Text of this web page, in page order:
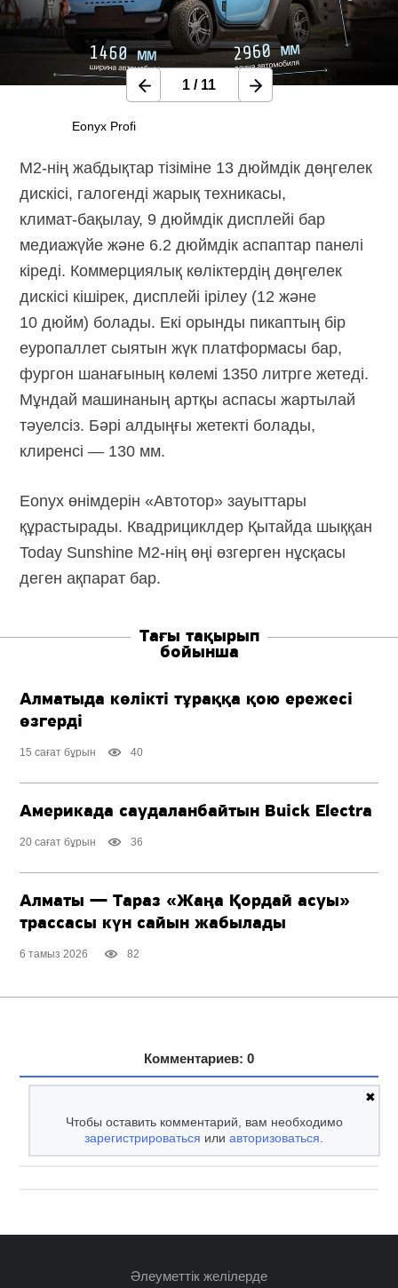
Eonyx Profi
1 / 11
M2-нің жабдықтар тізіміне 13 дюймдік дөңгелек
дискісі, галогенді жарық техникасы,
климат-бақылау, 9 дюймдік дисплейі бар
медиажүйе және 6.2 дюймдік аспаптар панелі
кіреді. Коммерциялық көліктердің дөңгелек
дискісі кішірек, дисплейі ірілеу (12 және
10 дюйм) болады. Екі орынды пикаптың бір
еуропаллет сыятын жүк платформасы бар,
фургон шанағының көлемі 1350 литрге жетеді.
Мұндай машинаның артқы аспасы жартылай
тәуелсіз. Бәрі алдыңғы жетекті болады,
клиренсі — 130 мм.
Eonyx өнімдерін «Автотор» зауыттары
құрастырады. Квадрициклдер Қытайда шыққан
Today Sunshine M2-нің өңі өзгерген нұсқасы
деген ақпарат бар.
Тағы тақырып
бойынша
Алматыда көлікті тұраққа қою ережесі
өзгерді
15 сағат бұрын 40
Америкада саудаланбайтын Buick Electra
20 сағат бұрын 36
Алматы — Тараз «Жаңа Қордай асуы»
трассасы күн сайын жабылады
6 тамыз 2026 82
Комментариев: 0
✖
Чтобы оставить комментарий, вам необходимо
зарегистрироваться илиавторизоваться.
Әлеуметтік желілерде